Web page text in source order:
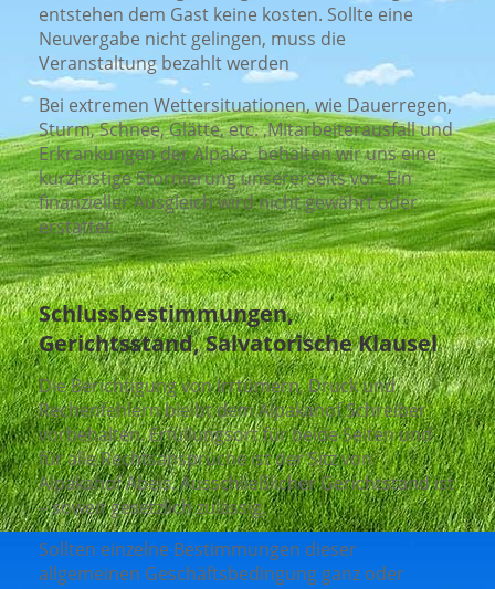
entstehen dem Gast keine kosten. Sollte eine
Neuvergabe nicht gelingen, muss die
Veranstaltung bezahlt werden
Bei extremen Wettersituationen, wie Dauerregen,
Sturm, Schnee, Glätte, etc. ,Mitarbeiterausfall und
Erkrankungen der Alpaka, behalten wir uns eine
kurzfristige Stornierung unsererseits vor. Ein
finanzieller Ausgleich wird nicht gewährt oder
erstattet.
Schlussbestimmungen,
Gerichtsstand, Salvatorische Klausel
Die Berichtigung von Irrtümern, Druck und
Rechenfehlern bleibt dem Alpakahof Schreiber
vorbehalten. Erfüllungsort für beide Seiten und
für alle Rechtsansprüche ist der Sitz von
Alpakahof Abels. Ausschließlicher Gerichtstand ist
– soweit gesetzlich zulässig.
Sollten einzelne Bestimmungen dieser
allgemeinen Geschäftsbedingung ganz oder